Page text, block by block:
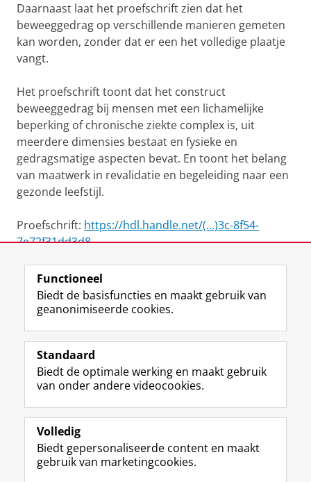
Daarnaast laat het proefschrift zien dat het
beweeggedrag op verschillende manieren gemeten
kan worden, zonder dat er een het volledige plaatje
vangt.
Het proefschrift toont dat het construct
beweeggedrag bij mensen met een lichamelijke
beperking of chronische ziekte complex is, uit
meerdere dimensies bestaat en fysieke en
gedragsmatige aspecten bevat. En toont het belang
van maatwerk in revalidatie en begeleiding naar een
gezonde leefstijl.
Proefschrift: https://hdl.handle.net/(...)3c-8f54-
7e72f31dd3d8
View this page in:English
Volg de RUG
F
a
e
b
o
p
a
L
i
k
e
I
-
p
R
S
-
f
e
R
I
n
t
r
m
Y
o
T
e
k
Studiekiezers
Alumni
Over ons
Functioneel
Biedt de basisfuncties en maakt gebruik van
geanonimiseerde cookies.
Standaard
Biedt de optimale werking en maakt gebruik
van onder andere videocookies.
Volledig
Biedt gepersonaliseerde content en maakt
gebruik van marketingcookies.